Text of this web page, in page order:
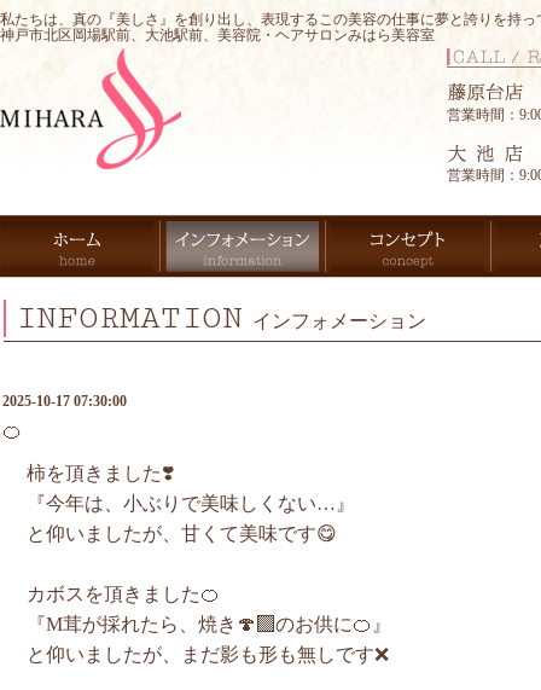
私たちは、真の『美しさ』を創り出し、表現するこの美容の仕事に夢と誇りを持
神戸市北区岡場駅前、大池駅前、美容院・ヘアサロンみはら美容室
営業時間：
営業時間：
INFORMATION インフォメーション
2025-10-17 07:30:00
🍊
柿を頂きました❣️
『今年は、小ぶりで美味しくない…』
と仰いましたが、甘くて美味です😋
カボスを頂きました🍊
『M茸が採れたら、焼き🍄‍🟫のお供に🍊』
と仰いましたが、まだ影も形も無しです❌